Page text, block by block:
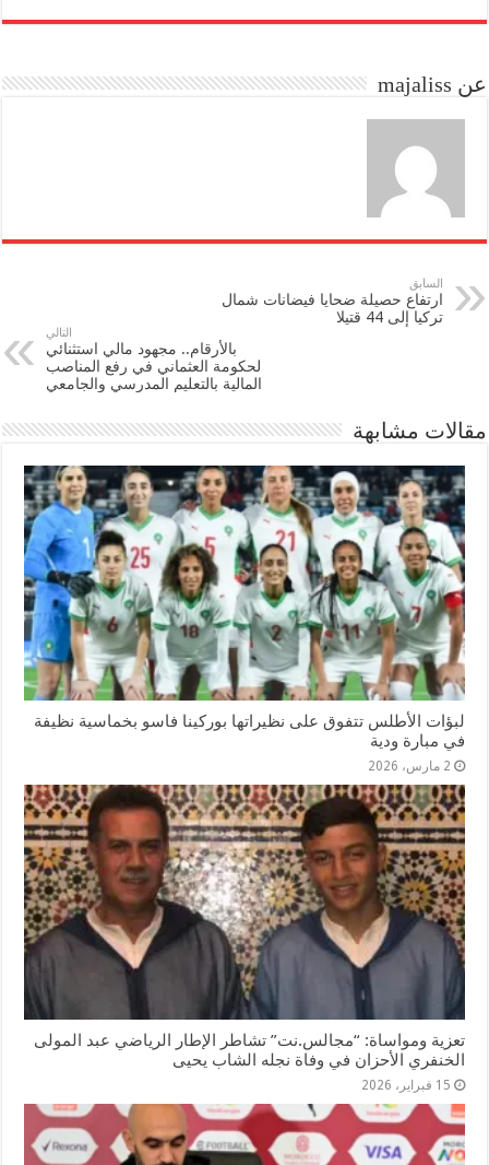
bo
to
n
ail
re
عن majaliss
السابق
ارتفاع حصيلة ضحايا فيضانات شمال
تركيا إلى 44 قتيلا
التالي
بالأرقام.. مجهود مالي استثنائي
لحكومة العثماني في رفع المناصب
المالية بالتعليم المدرسي والجامعي
مقالات مشابهة
لبؤات الأطلس تتفوق على نظيراتها بوركينا فاسو بخماسية نظيفة
في مبارة ودية
2 مارس، 2026
تعزية ومواساة: “مجالس.نت” تشاطر الإطار الرياضي عبد المولى
الخنفري الأحزان في وفاة نجله الشاب يحيى
15 فبراير، 2026